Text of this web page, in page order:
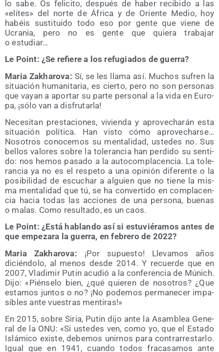
lo sabe. Os feli­ci­to, des­pués de haber reci­bi­do a las
«eli­tes» del nor­te de Áfri­ca y de Orien­te Medio, hoy
habéis sus­ti­tui­do todo eso por gen­te que vie­ne de
Ucra­nia, pero no es gen­te que quie­ra tra­ba­jar
o estudiar…
Le Point: ¿Se refie­re a los refu­gia­dos de guerra?
Maria Zakha­ro­va: Sí, se les lla­ma así. Muchos sufren la
situa­ción huma­ni­ta­ria, es cier­to, pero no son per­so­nas
que vayan a apor­tar su par­te per­so­nal a la vida en Euro­
pa, ¡sólo van a disfrutarla!
Nece­si­tan pres­ta­cio­nes, vivien­da y apro­ve­cha­rán esta
situa­ción polí­ti­ca. Han vis­to cómo apro­ve­char­se…
Noso­tros cono­ce­mos su men­ta­li­dad, uste­des no. Sus
bellos valo­res sobre la tole­ran­cia han per­di­do su sen­ti­
do: nos hemos pasa­do a la auto­com­pla­cen­cia. La tole­
ran­cia ya no es el res­pe­to a una opi­nión dife­ren­te o la
posi­bi­li­dad de escu­char a alguien que no tie­ne la mis­
ma men­ta­li­dad que tú, se ha con­ver­ti­do en com­pla­cen­
cia hacia todas las accio­nes de una per­so­na, bue­nas
o malas. Como resul­ta­do, es un caos.
Le Point: ¿Está hablan­do así si estu­vié­ra­mos antes de
que empe­za­ra la gue­rra, en febre­ro de 2022?
Maria Zakha­ro­va: ¡Por supues­to! Lle­va­mos años
dicién­do­lo, al menos des­de 2014. Y recuer­de que en
2007, Vla­di­mir Putin acu­dió a la con­fe­ren­cia de Múnich.
Dijo: «Pién­se­lo bien, ¿qué quie­ren de noso­tros? ¿Que
esta­mos jun­tos o no? ¡No pode­mos per­ma­ne­cer impa­
si­bles ante vues­tras mentiras!»
En 2015, sobre Siria, Putin dijo ante la Asam­blea Gene­
ral de la ONU: «Si uste­des ven, como yo, que el Esta­do
Islá­mi­co exis­te, debe­mos unir­nos para con­tra­rres­tar­lo.
Igual que en 1941, cuan­do todos fra­ca­sa­mos ante